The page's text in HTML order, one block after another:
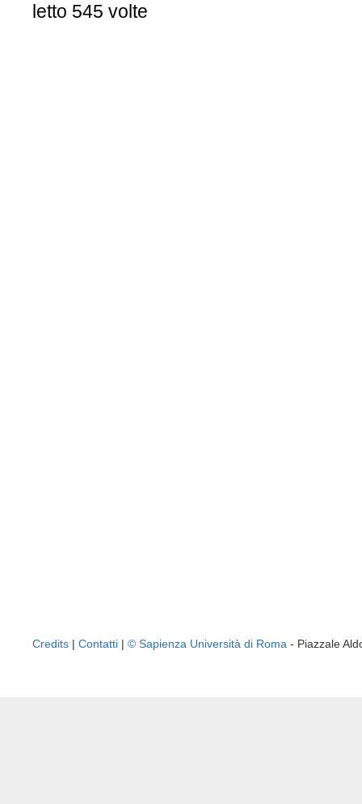
letto 545 volte
Credits | Contatti | © Sapienza Università di Roma - Piazzale